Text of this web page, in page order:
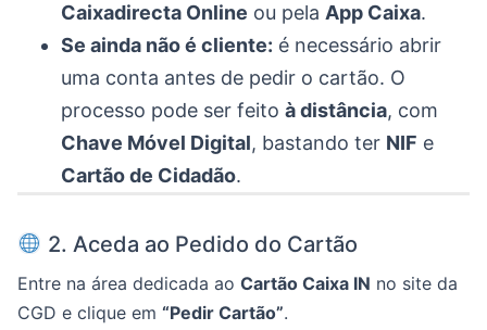
Caixadirecta Online ou pela App Caixa.
Se ainda não é cliente: é necessário abrir
uma conta antes de pedir o cartão. O
processo pode ser feito à distância, com
Chave Móvel Digital, bastando ter NIF e
Cartão de Cidadão.
2. Aceda ao Pedido do Cartão
Entre na área dedicada ao Cartão Caixa IN no site da
CGD e clique em “Pedir Cartão”.